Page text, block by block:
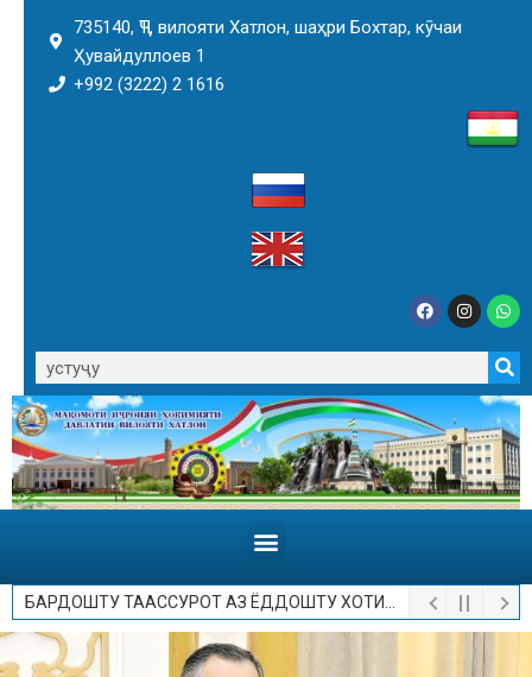
735140, ҶТ, вилояти Хатлон, шаҳри Бохтар, кӯчаи
Ҳувайдуллоев 1
+992 (3222) 2 1616
БАРДОШТУ ТААССУРОТ АЗ ЁДДОШТУ ХОТИРОТ.